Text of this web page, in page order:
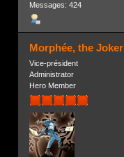
Messages: 424
Morphée, the Joker
Vice-président
Administrator
Hero Member